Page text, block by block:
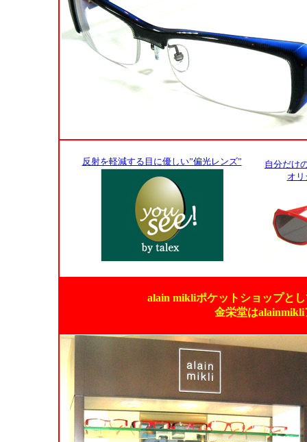
反射を軽減する目に優しい”偏光レンズ”
自分だけ
オ
alain mikliポケットショップと
金栄堂は